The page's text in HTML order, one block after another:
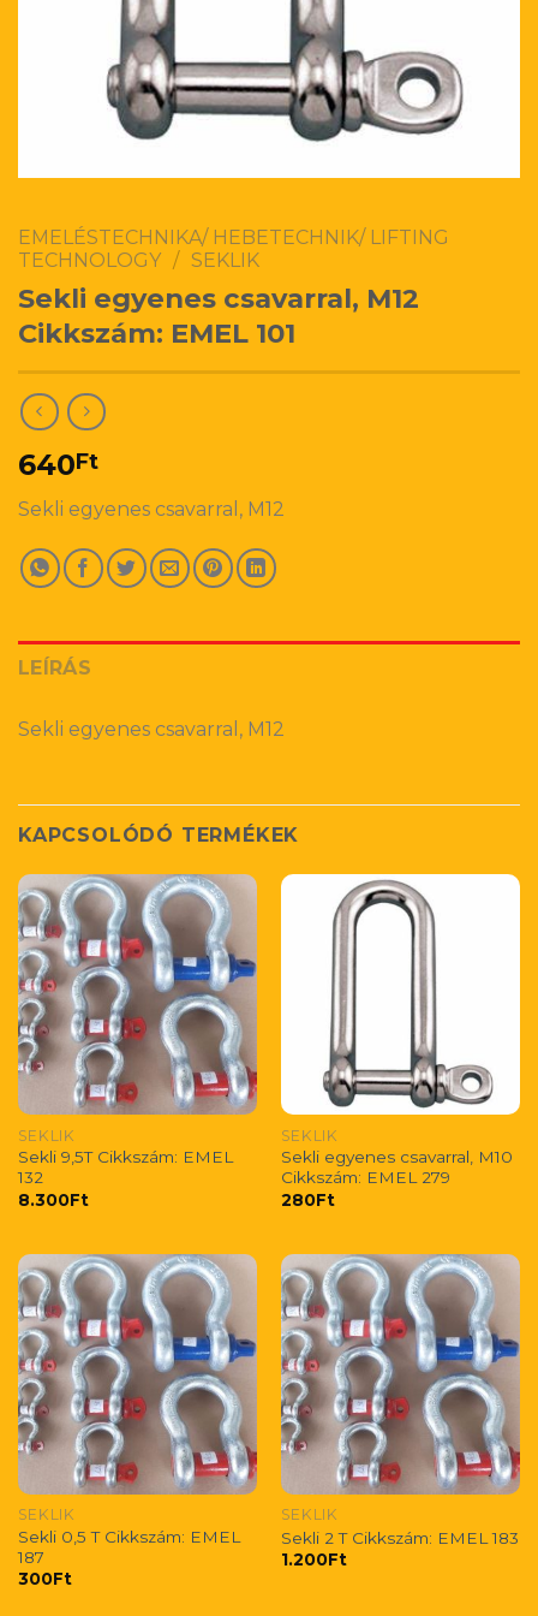
EMELÉSTECHNIKA/ HEBETECHNIK/ LIFTING
TECHNOLOGY / SEKLIK
Sekli egyenes csavarral, M12
Cikkszám: EMEL 101
640Ft
Sekli egyenes csavarral, M12
LEÍRÁS
Sekli egyenes csavarral, M12
KAPCSOLÓDÓ TERMÉKEK
SEKLIK
Sekli 9,5T Cikkszám: EMEL
132
8.300Ft
SEKLIK
Sekli egyenes csavarral, M10
Cikkszám: EMEL 279
280Ft
SEKLIK
Sekli 0,5 T Cikkszám: EMEL
187
300Ft
SEKLIK
Sekli 2 T Cikkszám: EMEL 183
1.200Ft